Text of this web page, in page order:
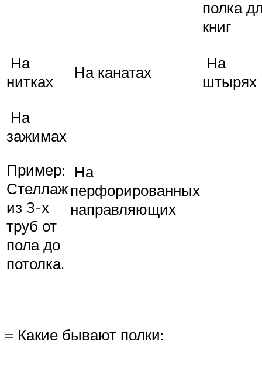
полка
книг
На
нитках
На канатах
На
штырях
На
зажимах
Пример:
Стеллаж
из 3-х
труб от
пола до
потолка.
На
перфорированных
направляющих
= Какие бывают полки: